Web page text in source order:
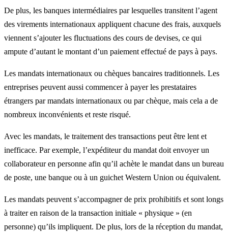
De plus, les banques intermédiaires par lesquelles transitent l’agent
des virements internationaux appliquent chacune des frais, auxquels
viennent s’ajouter les fluctuations des cours de devises, ce qui
ampute d’autant le montant d’un paiement effectué de pays à pays.
Les mandats internationaux ou chèques bancaires traditionnels. Les
entreprises peuvent aussi commencer à payer les prestataires
étrangers par mandats internationaux ou par chèque, mais cela a de
nombreux inconvénients et reste risqué.
Avec les mandats, le traitement des transactions peut être lent et
inefficace. Par exemple, l’expéditeur du mandat doit envoyer un
collaborateur en personne afin qu’il achète le mandat dans un bureau
de poste, une banque ou à un guichet Western Union ou équivalent.
Les mandats peuvent s’accompagner de prix prohibitifs et sont longs
à traiter en raison de la transaction initiale « physique » (en
personne) qu’ils impliquent. De plus, lors de la réception du mandat,